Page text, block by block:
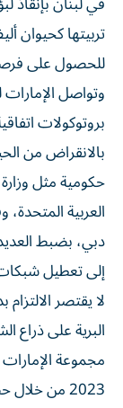
تربيتها كحيوان
للحصول على فرصة
وتواصل
بروتوكولات
بالانقراض من
حكومية مثل وزارة
العربية
دبي، بضبط
إلى تعطيل شبكات
لا يقتصر
البرية على ذراع
مجموعة الإمارات
2023 من